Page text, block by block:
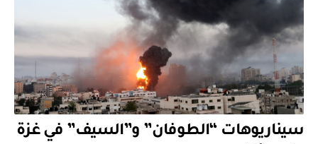
سيناريوهات “الطوفان” و”السيف” في غزة